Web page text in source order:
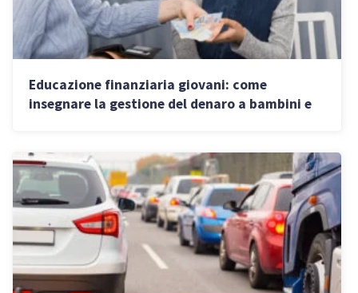
Educazione finanziaria giovani: come
insegnare la gestione del denaro a bambini e